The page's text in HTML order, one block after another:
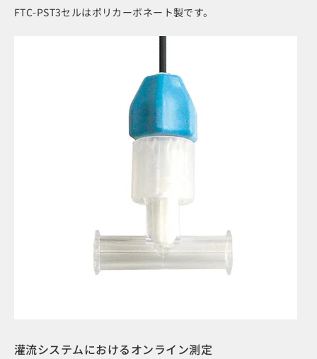
FTC-PST3セルはポリカーボネート製です。
灌流システムにおけるオンライン測定